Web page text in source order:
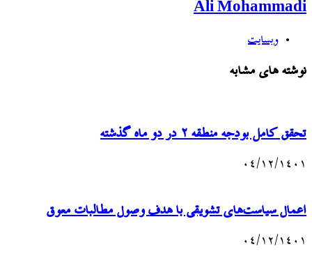
Ali Mohammadi
وبسایت
نوشته های مشابه
تحقق کامل بودجه منطقه ۲ در دو ماه گذشته
۰۴/۱۲/۱۴۰۱
اعمال سیاست‌های تشویقی با هدف وصول مطالبات معوق
۰۴/۱۲/۱۴۰۱